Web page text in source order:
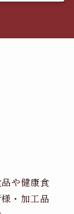
や健康食
・加工品